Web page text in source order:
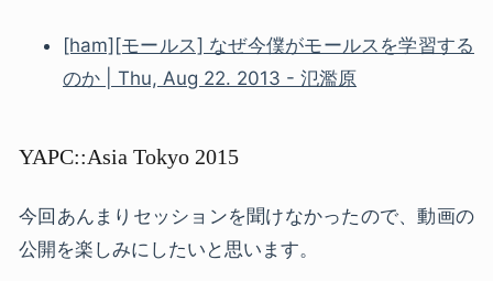
[ham][モールス] なぜ今僕がモールスを学習する
のか | Thu, Aug 22. 2013 - 氾濫原
YAPC::Asia Tokyo 2015
今回あんまりセッションを聞けなかったので、動画の
公開を楽しみにしたいと思います。